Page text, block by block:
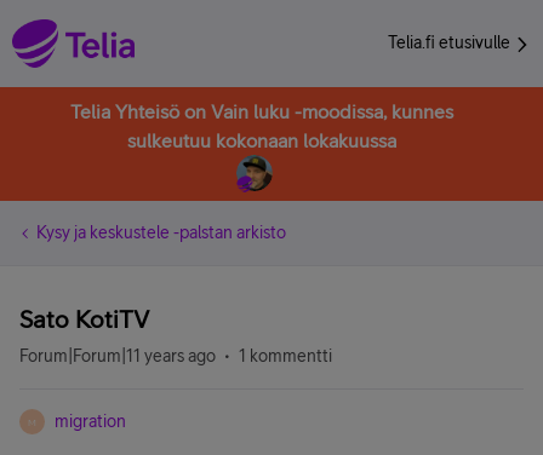
Telia.fi etusivulle
Telia Yhteisö on Vain luku -moodissa, kunnes
sulkeutuu kokonaan lokakuussa
Kysy ja keskustele -palstan arkisto
Sato KotiTV
Forum|Forum|11 years ago 1 kommentti
M migration